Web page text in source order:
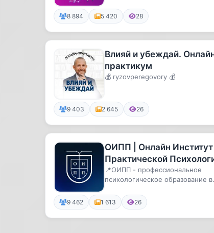
8 894 5 420 28
Влияй и убеждай.
практикум
💰 ryzovperegovory 💰
9 403 2 645 26
ОИПП | Онлайн Институт
Практической
📍ОИПП - профессиональное
психологическое образование в
курс «Как...
9 462 1 613 26